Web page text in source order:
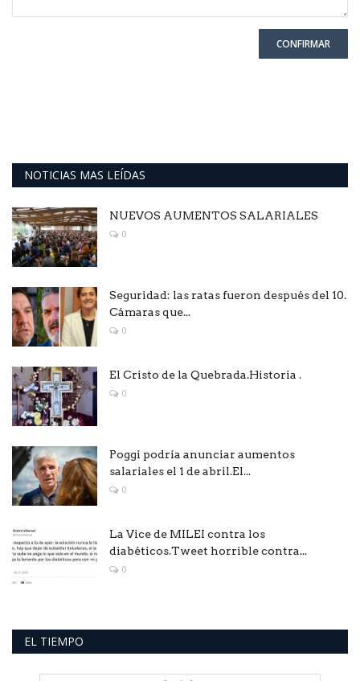
CONFIRMAR
NOTICIAS MAS LEÍDAS
NUEVOS AUMENTOS SALARIALES
0
Seguridad: las ratas fueron después del 10.
Cámaras que...
0
El Cristo de la Quebrada.Historia .
0
Poggi podría anunciar aumentos
salariales el 1 de abril.El...
0
La Vice de MILEI contra los
diabéticos.Tweet horrible contra...
0
EL TIEMPO